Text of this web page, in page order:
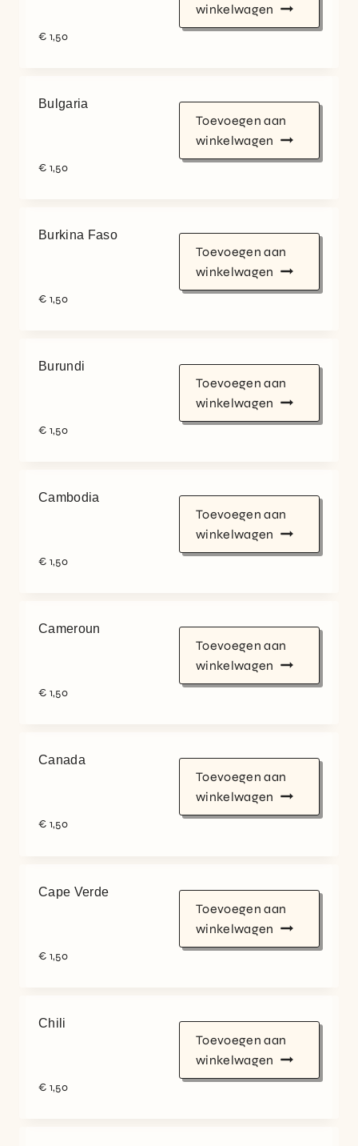
€ 1,50
winkelwagen
Bulgaria
€ 1,50
Toevoegen aan
winkelwagen
Burkina Faso
€ 1,50
Toevoegen aan
winkelwagen
Burundi
€ 1,50
Toevoegen aan
winkelwagen
Cambodia
€ 1,50
Toevoegen aan
winkelwagen
Cameroun
€ 1,50
Toevoegen aan
winkelwagen
Canada
€ 1,50
Toevoegen aan
winkelwagen
Cape Verde
€ 1,50
Toevoegen aan
winkelwagen
Chili
€ 1,50
Toevoegen aan
winkelwagen